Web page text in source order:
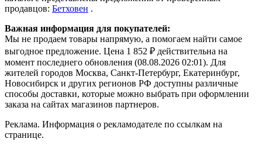
продавцов: Бетховен .
Важная информация для покупателей:
Мы не продаем товары напрямую, а помогаем найти самое
выгодное предложение. Цена 1 852 ₽ действительна на
момент последнего обновления (08.08.2026 02:01). Для
жителей городов Москва, Санкт-Петербург, Екатеринбург,
Новосибирск и других регионов РФ доступны различные
способы доставки, которые можно выбрать при оформлении
заказа на сайтах магазинов партнеров.
Реклама. Информация о рекламодателе по ссылкам на
странице.